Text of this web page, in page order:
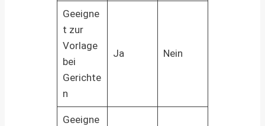
Geeigne
t zur
Vorlage
bei
Gerichte
n
Ja Nein
Geeigne